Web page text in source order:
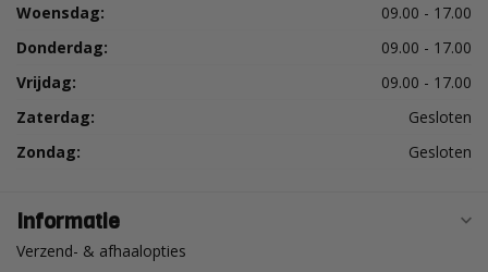
Woensdag:
09.00 - 17.00
Donderdag:
09.00 - 17.00
Vrijdag:
09.00 - 17.00
Zaterdag:
Gesloten
Zondag:
Gesloten
Informatie
Verzend- & afhaalopties